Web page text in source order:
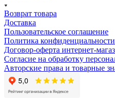
Возврат товара
Доставка
Пользовательское соглашение
Политика конфиденциальности
Договор-оферта интернет-
Согласие на обработку
Авторские права и товарные